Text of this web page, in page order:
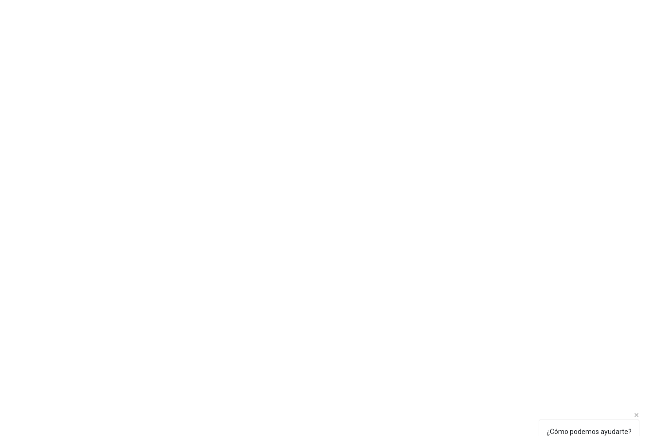
¿Cómo podemos ayudarte?